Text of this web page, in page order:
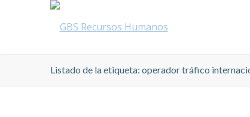
Listado de la etiqueta: operador tráfico